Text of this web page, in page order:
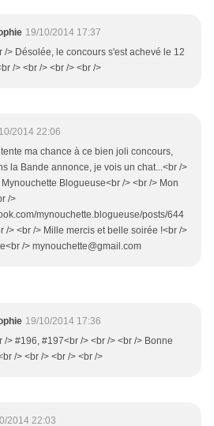
19/10/2014 17:37
/> Désolée, le concours s'est achevé le 12
/> <br /> <br /> <br />
2014 22:06
ma chance à ce bien joli concours,
la Bande annonce, je vois un chat...<br />
Blogueuse<br /> <br /> Mon
/>
mynouchette.blogueuse/posts/644
/> <br /> Mille mercis et belle soirée !<br />
/> mynouchette@gmail.com
19/10/2014 17:36
/> #196, #197<br /> <br /> <br /> Bonne
/> <br /> <br /> <br />
2014 22:03